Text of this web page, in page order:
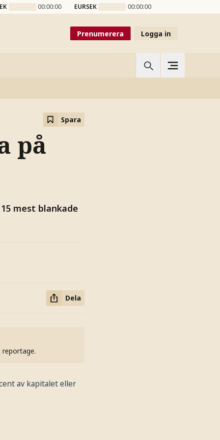
00:00:00 EURSEK 00:00:00
Prenumerera Logga in
Spara
på
mest blankade
Dela
reportage.
av kapitalet eller